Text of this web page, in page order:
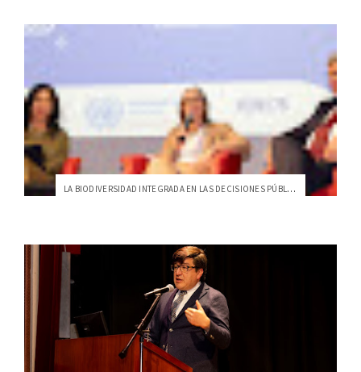
LA BIODIVERSIDAD INTEGRADA EN LAS DECISIONES PÚBLICAS